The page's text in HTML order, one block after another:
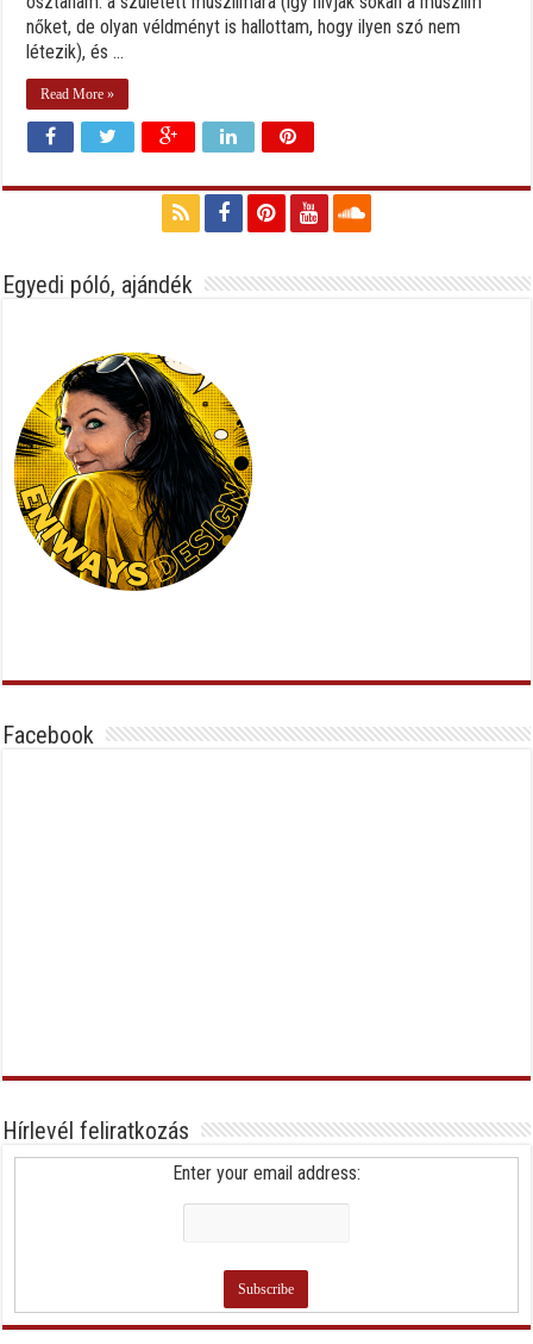
nőket, de olyan véldményt is hallottam, hogy ilyen szó nem
létezik), és ...
Read More »
Egyedi póló, ajándék
Facebook
Hírlevél feliratkozás
Enter your email address: